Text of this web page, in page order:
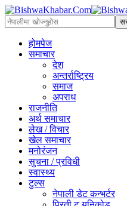
होमपेज
समाचार
देश
अन्तर्राष्ट्रिय
समाज
अपराध
राजनीति
अर्थ समाचार
लेख / विचार
खेल समाचार
मनोरंजन
सुचना / प्रविधी
स्वास्थ्य
टुल्स
नेपाली डेट कन्भर्टर